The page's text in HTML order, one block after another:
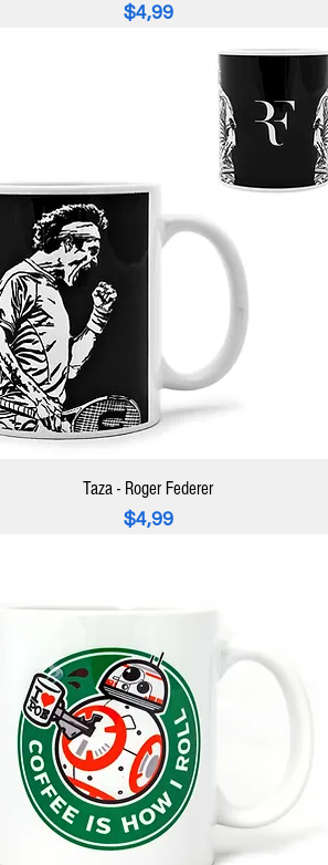
Precio
$4,99
Taza - Roger Federer
Precio
$4,99